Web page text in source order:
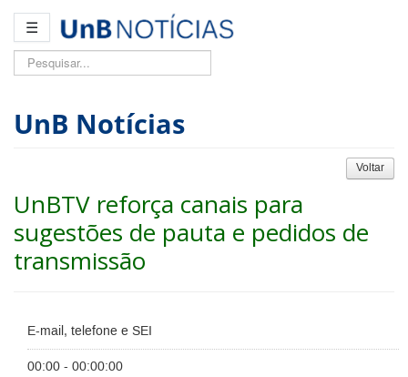
☰
Pesquisar...
UnB Notícias
Voltar
UnBTV reforça canais para
sugestões de pauta e pedidos de
transmissão
E-mail, telefone e SEI
00:00 - 00:00:00